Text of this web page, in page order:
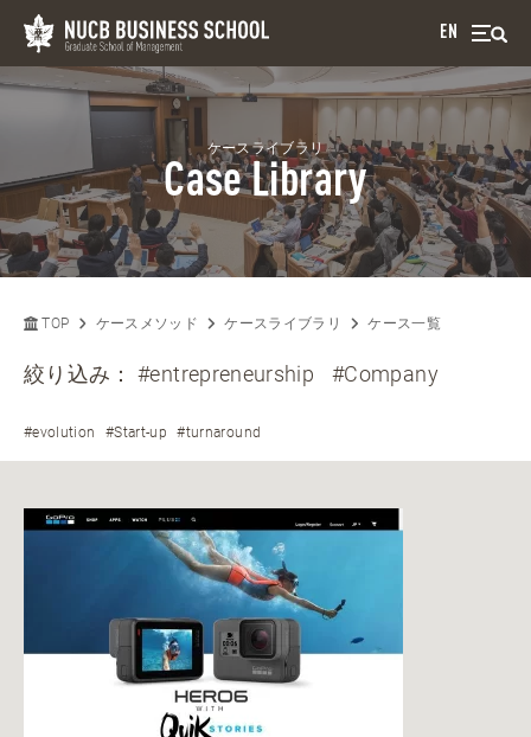
EN
ケースライブラリ
Case Library
TOP ケースメソッド ケースライブラリ ケース一覧
絞り込み：#entrepreneurship #Company
#evolution #Start-up #turnaround